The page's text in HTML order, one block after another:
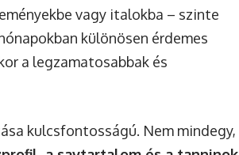
vagy italokba – szinte
különösen érdemes
a legzamatosabbak és
kulcsfontosságú. Nem mindegy,